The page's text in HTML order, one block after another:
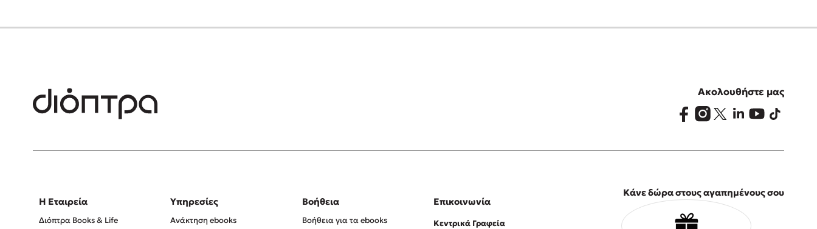
Ακολουθήστε μας
Η Εταιρεία
Διόπτρα Books & Life
Υπηρεσίες
Ανάκτηση ebooks
Βοήθεια
Βοήθεια για τα ebooks
Επικοινωνία
Κεντρικά Γραφεία
Κάνε δώρα στους αγαπημένους σου